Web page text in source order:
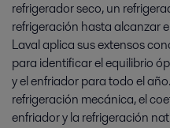
refrigerador seco, un
refrigeración hasta alcanzar
Laval aplica sus extensos
para identificar el equilibrio
y el enfriador para todo el
refrigeración mecánica, el
enfriador y la refrigeración